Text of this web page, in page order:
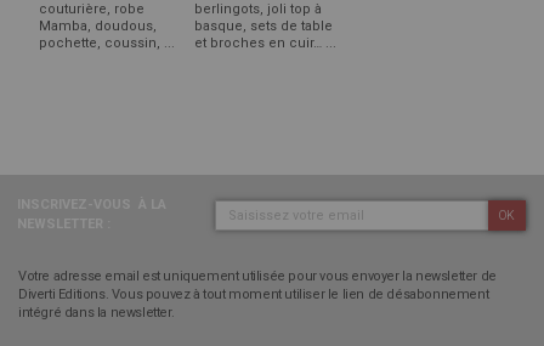
couturière, robe
Mamba, doudous,
pochette, coussin, ...
berlingots, joli top à
basque, sets de table
et broches en cuir… ...
OK
Votre adresse email est uniquement utilisée pour vous envoyer la newsletter de
Diverti Editions. Vous pouvez à tout moment utiliser le lien de désabonnement
intégré dans la newsletter.